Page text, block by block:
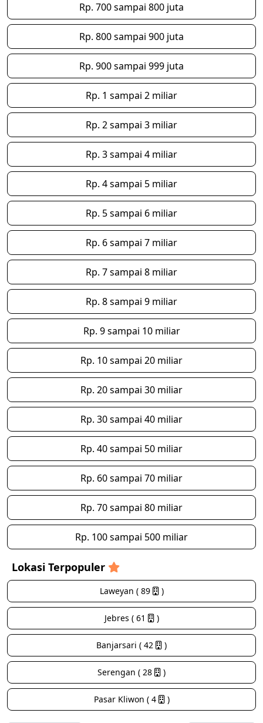
Rp. 700 sampai 800 juta
Rp. 800 sampai 900 juta
Rp. 900 sampai 999 juta
Rp. 1 sampai 2 miliar
Rp. 2 sampai 3 miliar
Rp. 3 sampai 4 miliar
Rp. 4 sampai 5 miliar
Rp. 5 sampai 6 miliar
Rp. 6 sampai 7 miliar
Rp. 7 sampai 8 miliar
Rp. 8 sampai 9 miliar
Rp. 9 sampai 10 miliar
Rp. 10 sampai 20 miliar
Rp. 20 sampai 30 miliar
Rp. 30 sampai 40 miliar
Rp. 40 sampai 50 miliar
Rp. 60 sampai 70 miliar
Rp. 70 sampai 80 miliar
Rp. 100 sampai 500 miliar
Lokasi Terpopuler
Laweyan ( 89 )
Jebres ( 61 )
Banjarsari ( 42 )
Serengan ( 28 )
Pasar Kliwon ( 4 )